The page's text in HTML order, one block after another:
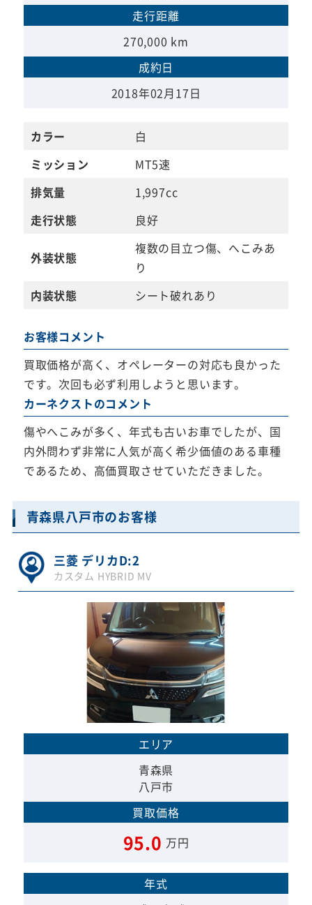
走行距離
270,000 km
成約日
2018年02月17日
カラー
白
ミッション
MT5速
排気量
1,997cc
走行状態
良好
外装状態
複数の目立つ傷、へこみあ
り
内装状態
シート破れあり
お客様コメント
買取価格が高く、オペレーターの対応も良かった
です。次回も必ず利用しようと思います。
カーネクストのコメント
傷やへこみが多く、年式も古いお車でしたが、国
内外問わず非常に人気が高く希少価値のある車種
であるため、高価買取させていただきました。
青森県八戸市のお客様
三菱 デリカD:2
カスタム HYBRID MV
エリア
青森県
八戸市
買取価格
95.0 万円
年式